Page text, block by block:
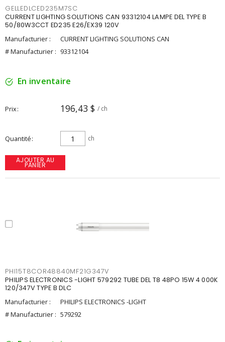
GELLEDLCED235M7SC
CURRENT LIGHTING SOLUTIONS CAN 93312104 LAMPE DEL TYPE B
50/80W3CCT ED235 E26/EX39 120V
Manufacturier :
CURRENT LIGHTING SOLUTIONS CAN
# Manufacturier : 93312104
En inventaire
Prix 196,43 $ / ch
Quantité ch
AJOUTER AU
PANIER
PHI15T8COR48840MF21G347V
PHILIPS ELECTRONICS -LIGHT 579292 TUBE DEL T8 48PO 15W 4 000K
120/347V TYPE B DLC
Manufacturier :
PHILIPS ELECTRONICS -LIGHT
# Manufacturier : 579292